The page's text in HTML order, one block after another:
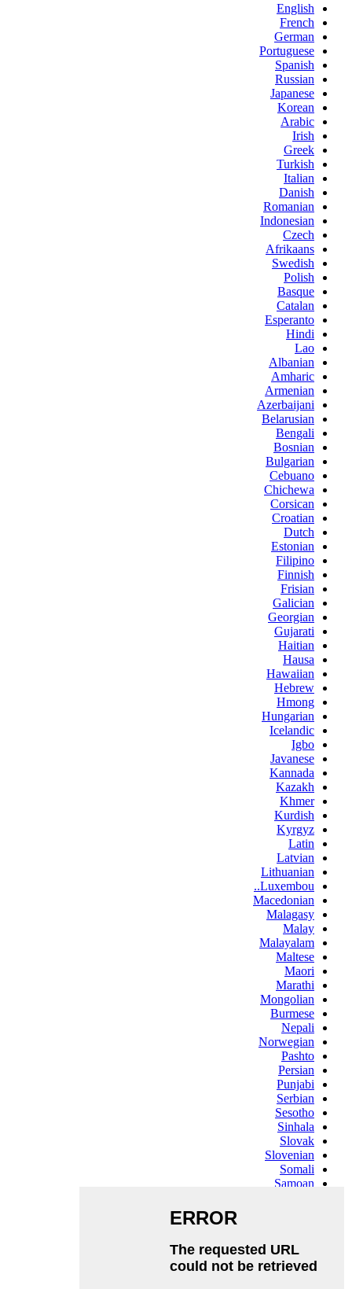
English
French
German
Portuguese
Spanish
Russian
Japanese
Korean
Arabic
Irish
Greek
Turkish
Italian
Danish
Romanian
Indonesian
Czech
Afrikaans
Swedish
Polish
Basque
Catalan
Esperanto
Hindi
Lao
Albanian
Amharic
Armenian
Azerbaijani
Belarusian
Bengali
Bosnian
Bulgarian
Cebuano
Chichewa
Corsican
Croatian
Dutch
Estonian
Filipino
Finnish
Frisian
Galician
Georgian
Gujarati
Haitian
Hausa
Hawaiian
Hebrew
Hmong
Hungarian
Icelandic
Igbo
Javanese
Kannada
Kazakh
Khmer
Kurdish
Kyrgyz
Latin
Latvian
Lithuanian
Luxembou..
Macedonian
Malagasy
Malay
Malayalam
Maltese
Maori
Marathi
Mongolian
Burmese
Nepali
Norwegian
Pashto
Persian
Punjabi
Serbian
Sesotho
Sinhala
Slovak
Slovenian
Somali
Samoan
Swahili
Tajik